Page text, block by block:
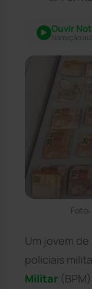
Ouvir
Narração
Um jovem
policiais
Militar